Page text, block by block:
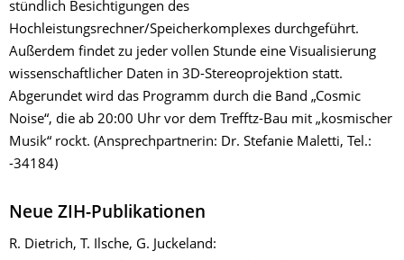
stündlich Besichtigungen des
Hochleistungsrechner/Speicherkomplexes durchgeführt.
Außerdem findet zu jeder vollen Stunde eine Visualisierung
wissenschaftlicher Daten in 3D-Stereoprojektion statt.
Abgerundet wird das Programm durch die Band „Cosmic
Noise“, die ab 20:00 Uhr vor dem Trefftz-Bau mit „kosmischer
Musik“ rockt. (Ansprechpartnerin: Dr. Stefanie Maletti, Tel.:
-34184)
Neue ZIH-Publikationen
R. Dietrich, T. Ilsche, G. Juckeland: